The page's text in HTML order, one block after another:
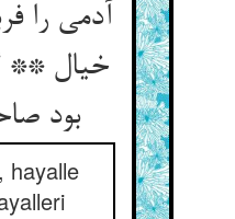
آدمی را
خیال **
بود
hayalle